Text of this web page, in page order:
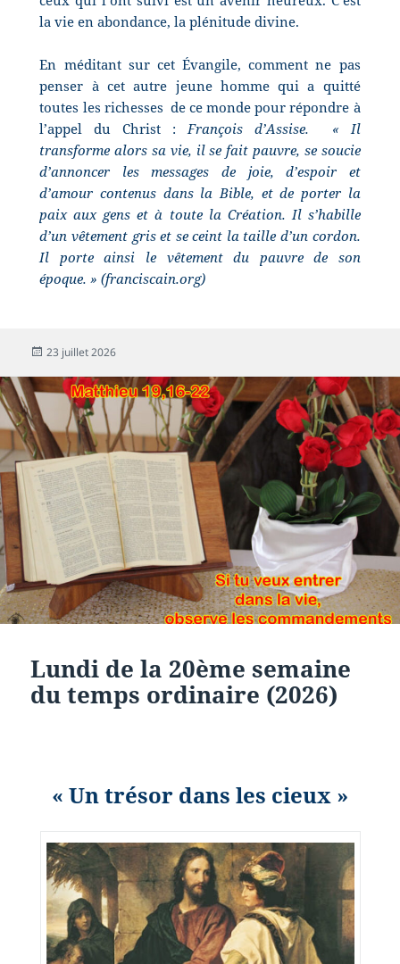
la vie en abondance, la plénitude divine.
En méditant sur cet Évangile, comment ne pas
penser à cet autre jeune homme qui a quitté
toutes les richesses de ce monde pour répondre à
l’appel du Christ :François d’Assise.
« Il
transforme alors sa vie, il se fait pauvre, se soucie
d’annoncer les messages de joie, d’espoir et
d’amour contenus dans la Bible, et de porter la
paix aux gens et à toute la Création. Il s’habille
d’un vêtement gris et se ceint la taille d’un cordon.
Il porte ainsi le vêtement du pauvre de son
époque. » (franciscain.org)
23 juillet 2026
Lundi de la 20ème semaine
du temps ordinaire (2026)
« Un trésor dans les cieux »